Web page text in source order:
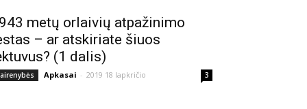
metų orlaivių atpažinimo
– ar atskiriate šiuos
(1 dalis)
Apkasai - 2019 18 lapkričio 3